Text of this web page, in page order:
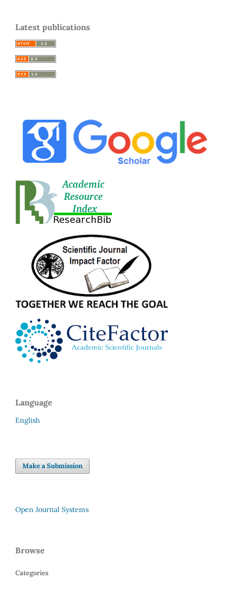
Latest publications
Language
English
Make a Submission
Open Journal Systems
Browse
Categories